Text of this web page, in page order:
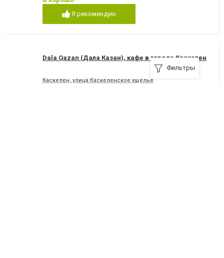
Я рекомендую
Dala Qazan (Дала Казан), кафе в городе Каскелен
Каскелен, улица Каскеленское ущелье
Фильтры